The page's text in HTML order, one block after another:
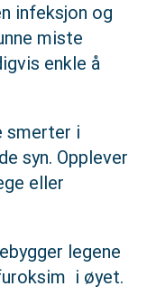
infeksjon og
miste
enkle å
smerter i
syn. Opplever
eller
legene
i øyet.